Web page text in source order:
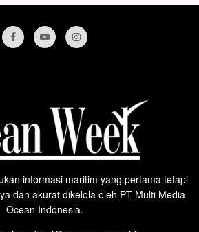
informasi maritim yang pertama tetapi
dan akurat dikelola oleh PT Multi Media
Ocean Indonesia.